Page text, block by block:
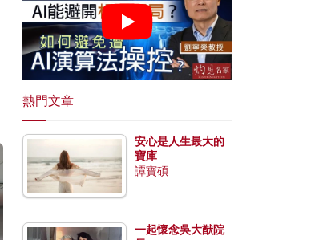
熱門文章
安心是人生最大的
寶庫
譚寶碩
一起懷念吳大猷院